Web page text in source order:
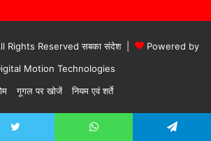
Rights Reserved सबका संदेश |
Powered by
Motion Technologies
गूगल पर खोजें नियम एवं शर्ते